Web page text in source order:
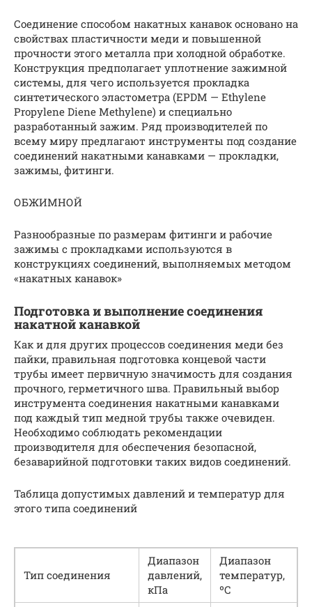
Соединение способом накатных канавок основано на
свойствах пластичности меди и повышенной
прочности этого металла при холодной обработке.
Конструкция предполагает уплотнение зажимной
системы, для чего используется прокладка
синтетического эластометра (EPDM — Ethylene
Propylene Diene Methylene) и специально
разработанный зажим. Ряд производителей по
всему миру предлагают инструменты под создание
соединений накатными канавками — прокладки,
зажимы, фитинги.
ОБЖИМНОЙ
Разнообразные по размерам фитинги и рабочие
зажимы с прокладками используются в
конструкциях соединений, выполняемых методом
«накатных канавок»
Подготовка и выполнение соединения
накатной канавкой
Как и для других процессов соединения меди без
пайки, правильная подготовка концевой части
трубы имеет первичную значимость для создания
прочного, герметичного шва. Правильный выбор
инструмента соединения накатными канавками
под каждый тип медной трубы также очевиден.
Необходимо соблюдать рекомендации
производителя для обеспечения безопасной,
безаварийной подготовки таких видов соединений.
Таблица допустимых давлений и температур для
этого типа соединений
Тип соединения
Диапазон
давлений,
кПа
Диапазон
температур,
ºC